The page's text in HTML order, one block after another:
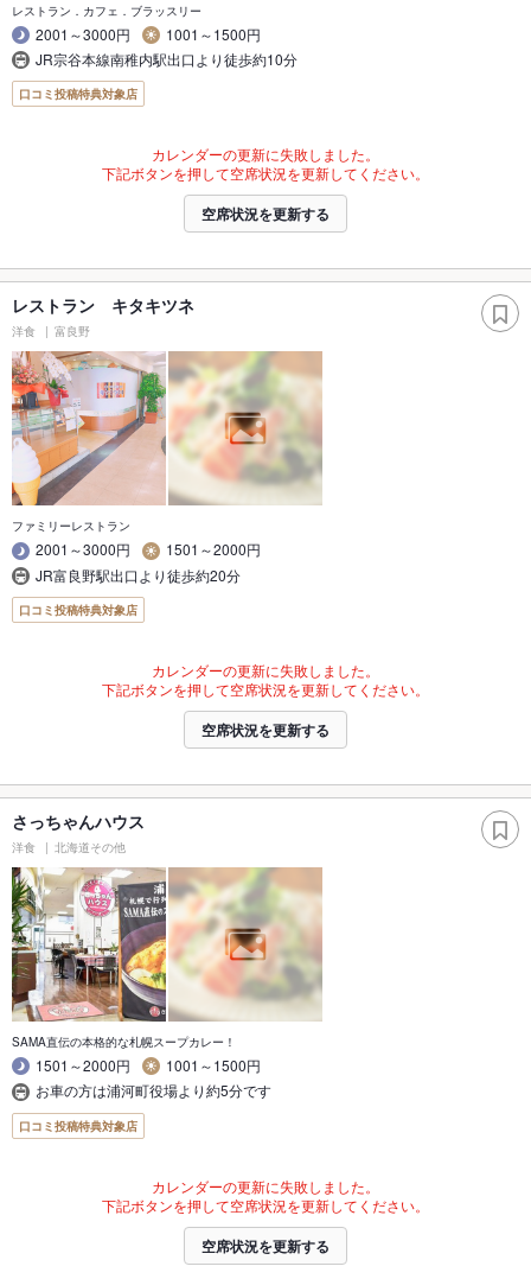
レストラン．カフェ．ブラッスリー
2001～3000円
1001～1500円
JR宗谷本線南稚内駅出口より徒歩約10分
口コミ投稿特典対象店
カレンダーの更新に失敗しました。
下記ボタンを押して空席状況を更新してください。
空席状況を更新する
レストラン キタキツネ
洋食 富良野
ファミリーレストラン
2001～3000円
1501～2000円
JR富良野駅出口より徒歩約20分
口コミ投稿特典対象店
カレンダーの更新に失敗しました。
下記ボタンを押して空席状況を更新してください。
空席状況を更新する
さっちゃんハウス
洋食 北海道その他
SAMA直伝の本格的な札幌スープカレー！
1501～2000円
1001～1500円
お車の方は浦河町役場より約5分です
口コミ投稿特典対象店
カレンダーの更新に失敗しました。
下記ボタンを押して空席状況を更新してください。
空席状況を更新する